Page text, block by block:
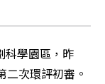
科學園區，昨
二次環評初審。